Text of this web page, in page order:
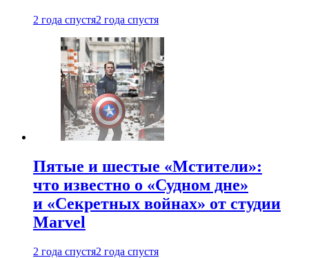
2 года спустя2 года спустя
Пятые и шестые «Мстители»:
что известно о «Судном дне»
и «Секретных войнах» от студии
Marvel
2 года спустя2 года спустя